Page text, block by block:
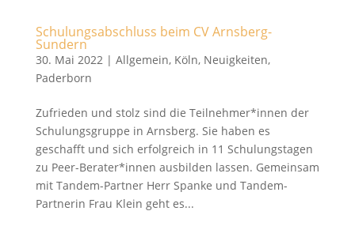
Schulungsabschluss beim CV Arnsberg-
Sundern
30. Mai 2022| Allgemein, Köln, Neuigkeiten,
Paderborn
Zufrieden und stolz sind die Teilnehmer*innen der
Schulungsgruppe in Arnsberg. Sie haben es
geschafft und sich erfolgreich in 11 Schulungstagen
zu Peer-Berater*innen ausbilden lassen. Gemeinsam
mit Tandem-Partner Herr Spanke und Tandem-
Partnerin Frau Klein geht es...